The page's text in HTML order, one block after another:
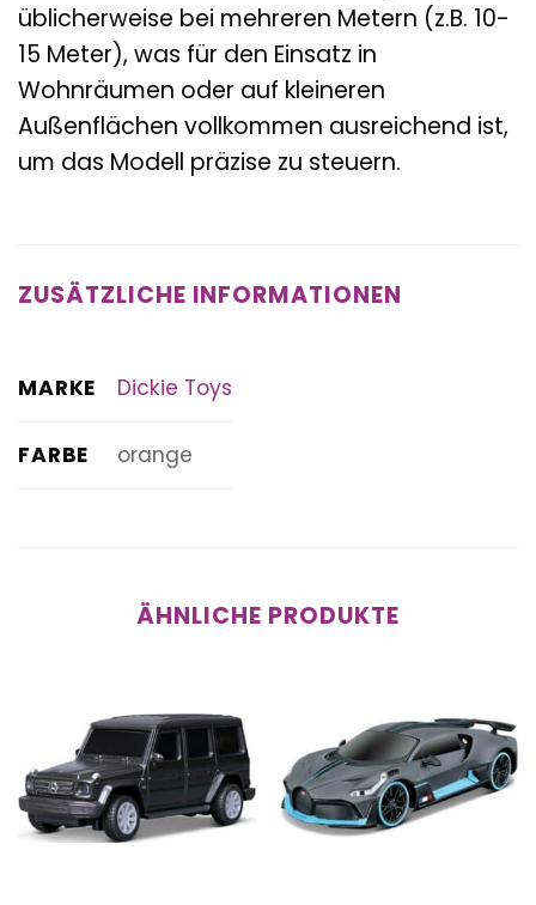
üblicherweise bei mehreren Metern (z.B. 10-
15 Meter), was für den Einsatz in
Wohnräumen oder auf kleineren
Außenflächen vollkommen ausreichend ist,
um das Modell präzise zu steuern.
ZUSÄTZLICHE INFORMATIONEN
MARKE Dickie Toys
FARBE orange
ÄHNLICHE PRODUKTE